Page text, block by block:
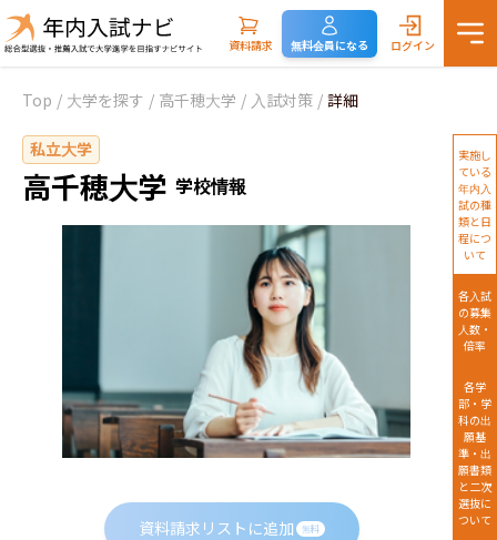
資料請求 無料会員になる ログイン
Top / 大学を探す / 高千穂大学 / 入試対策 / 詳細
私立大学
高千穂大学 学校情報
資料請求リストに追加 無料
実施し
ている
年内入
試の種
類と日
程につ
いて
各入試
の募集
人数・
倍率
各学
部・学
科の出
願基
準・出
願書類
と二次
選抜に
ついて